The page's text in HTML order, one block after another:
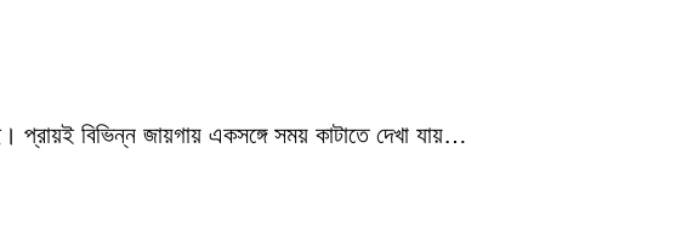
প্রায়ই বিভিন্ন জায়গায় একসঙ্গে সময় কাটাতে দেখা যায়…